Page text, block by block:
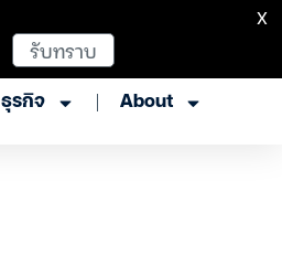
ธุรกิจ About
รับทราบ
X